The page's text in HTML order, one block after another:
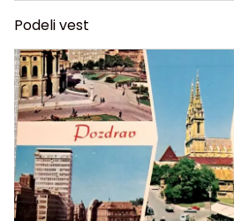
Podeli vest